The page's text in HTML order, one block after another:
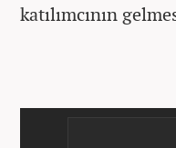
katılımcının